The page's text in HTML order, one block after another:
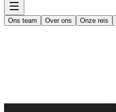
Ons team Over ons Onze reis